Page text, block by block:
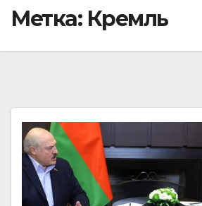
Метка: Кремль